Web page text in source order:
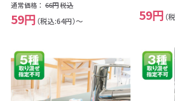
通常価格： 66円税込
59円 （税込:64円）～ 59円 （